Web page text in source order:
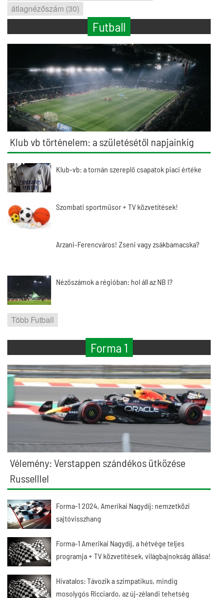
átlagnézőszám (30)
Futball
Klub vb történelem: a születésétől napjainkig
Klub-vb: a tornán szereplő csapatok piaci értéke
Szombati sportműsor + TV közvetítések!
Arzani-Ferencváros! Zseni vagy zsákbamacska?
Nézőszámok a régióban: hol áll az NB I?
Több Futball
Forma 1
Vélemény: Verstappen szándékos ütközése
Russelllel
Forma-1 2024, Amerikai Nagydíj: nemzetközi
sajtóvisszhang
Forma-1 Amerikai Nagydíj, a hétvége teljes
programja + TV közvetítések, világbajnokság állása!
Hivatalos: Távozik a szimpatikus, mindig
mosolygós Ricciardo, az új-zélandi tehetség